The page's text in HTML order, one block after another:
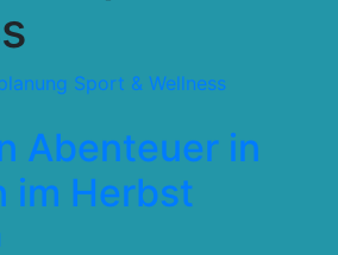
Sport & Wellness
Abenteuer in
im Herbst